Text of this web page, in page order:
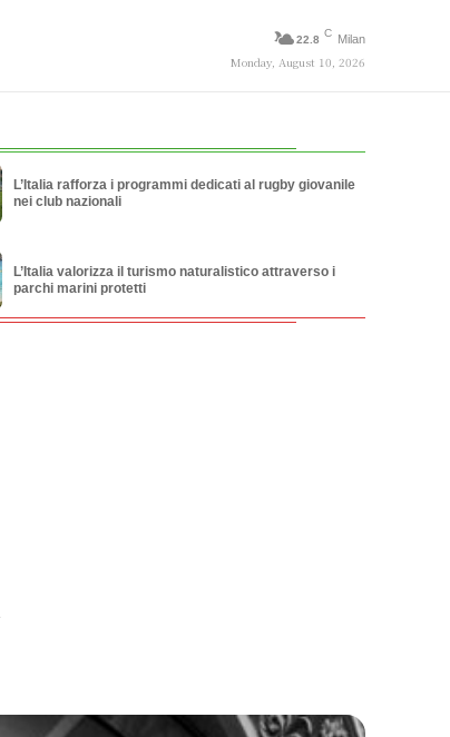
22.8
C Milan
Monday, August 10, 2026
L’Italia rafforza i programmi dedicati al rugby giovanile
nei club nazionali
L’Italia valorizza il turismo naturalistico attraverso i
parchi marini protetti